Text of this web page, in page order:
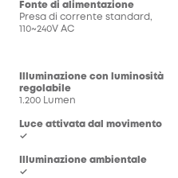
Fonte di alimentazione
Presa di corrente standard,
110~240V AC
Illuminazione con luminosità
regolabile
1.200 Lumen
Luce attivata dal movimento
✓
Illuminazione ambientale
✓